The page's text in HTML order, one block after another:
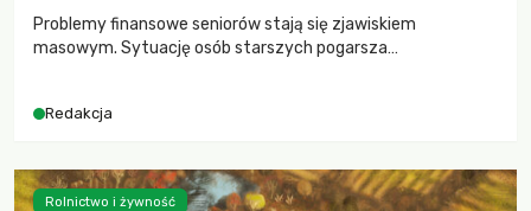
Problemy finansowe seniorów stają się zjawiskiem
masowym. Sytuację osób starszych pogarsza
Redakcja
Rolnictwo i żywność